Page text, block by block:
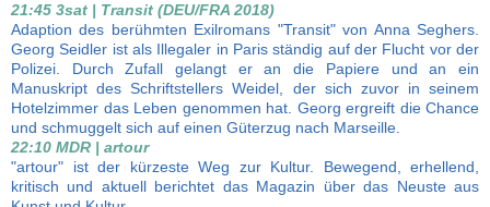
21:45 3sat | Transit (DEU/FRA 2018)
Adaption des berühmten Exilromans "Transit" von Anna Seghers.
Georg Seidler ist als Illegaler in Paris ständig auf der Flucht vor der
Polizei. Durch Zufall gelangt er an die Papiere und an ein
Manuskript des Schriftstellers Weidel, der sich zuvor in seinem
Hotelzimmer das Leben genommen hat. Georg ergreift die Chance
und schmuggelt sich auf einen Güterzug nach Marseille.
22:10 MDR | artour
"artour" ist der kürzeste Weg zur Kultur. Bewegend, erhellend,
kritisch und aktuell berichtet das Magazin über das Neuste aus